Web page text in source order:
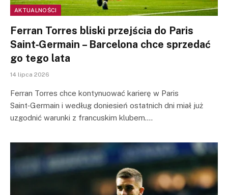
AKTUALNOŚCI
Ferran Torres bliski przejścia do Paris
Saint‑Germain – Barcelona chce sprzedać
go tego lata
14 lipca 2026
Ferran Torres chce kontynuować karierę w Paris
Saint‑Germain i według doniesień ostatnich dni miał już
uzgodnić warunki z francuskim klubem.…